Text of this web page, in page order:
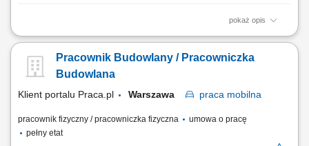
pokaż opis
Wykonywanie instalacji elektrycznych i teletechnicznych na budowach.
Usuwanie awarii i bieżąca konserwacja systemów elektrycznych.
Wykonywanie prac serwisowych oraz przeglądów technicznych.
Pracownik Budowlany / Pracowniczka
Budowlana
Klient portalu Praca.pl Warszawa praca mobilna
pracownik fizyczny / pracowniczka fizyczna
umowa o pracę
pełny etat